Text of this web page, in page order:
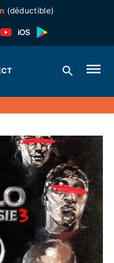
(déductible)